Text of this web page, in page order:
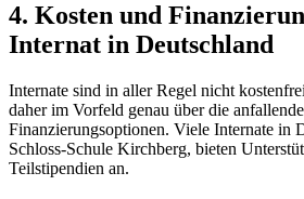
4. Kosten und
Internat in Deutschland
Internate sind in aller Regel nicht
daher im Vorfeld genau über die
Finanzierungsoptionen. Viele Internate in
Schloss-Schule Kirchberg, bieten
Teilstipendien an.